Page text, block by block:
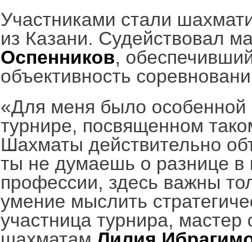
Участниками стали
из Казани. Судействовал
Оспенников,
объективность
«Для меня было особенной
турнире, посвященном
Шахматы действительно
ты не думаешь о разнице в
профессии, здесь важны
умение мыслить
участница турнира, мастер